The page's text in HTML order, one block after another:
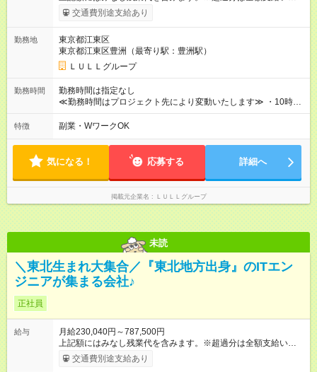
ます。 みなし残業代 15,715円／月 みなし残業時間 7.5時間／月
※経験・能力をお持ちの方は、スキルに応じて優遇いたします。
と給与に、本採用時と異なる部分があります。 雇用形態：中途
採用（契約社員） 給与：本採用時と同じです。 昇給年1回（研
修終了後） 賞与年2回（2月・8月）＋業績賞与あり ◤スキルア
ップも、収入アップも。◢ 入社後の成長や頑張りは、しっかり
給与で還元しています。 実際にほぼ全員が入社1年以内に昇給を
実現。 なかには転職後に年収250万円以上アップした社員も。
だけ、収入アップも目指せる環境です！
交通費別途支給あり
勤務地
東京都江東区
東京都江東区豊洲（最寄り駅：豊洲駅）
ＬＵＬＬグループ
勤務時間
勤務時間は指定なし
≪勤務時間はプロジェクト先により変動いたします≫ ・10時00
分～19時00分（休憩1時間） ・9時00分～18時00分（休憩1時
間） ＼平日夜も、ちゃんと「自分時間」がつくれます／ 残業は
やサウナなど、 趣味の時間を楽しむ社員も多くいます◎
特徴 副業・WワークOK
気になる！ 応募する 詳細へ
掲載元企業名 ＬＵＬＬグループ
未読
＼東北生まれ大集合／『東北地方出身』のITエン
ジニアが集まる会社♪
正社員
給与
月給230,040円～787,500円
上記額にはみなし残業代を含みます。※超過分は全額支給いたし
ます。 みなし残業代 33,870円 ～ 187,500円／月 みなし残業時
交通費別途支給あり